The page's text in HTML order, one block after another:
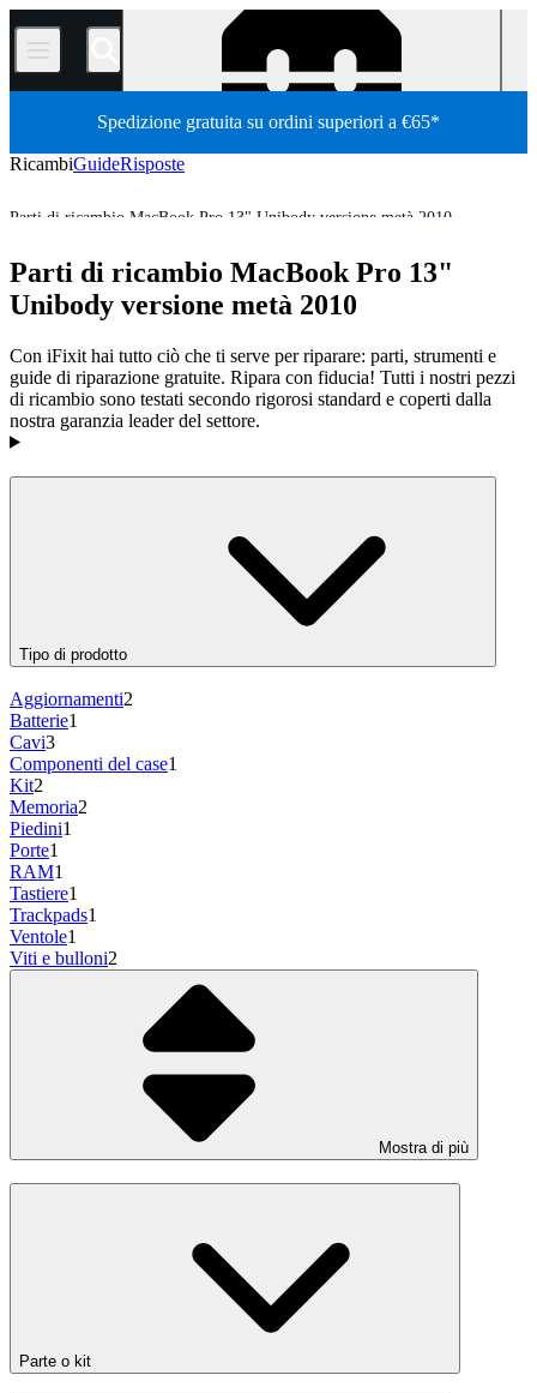
/
Spedizione gratuita su ordini superiori a €65*
RicambiGuideRisposte
Parti di ricambio MacBook Pro 13" Unibody versione metà 2010
portatili Mac
Mac
Tutti i ricambi
Store
Parti di ricambio MacBook Pro 13"
Unibody versione metà 2010
Con iFixit hai tutto ciò che ti serve per riparare: parti, strumenti e
guide di riparazione gratuite. Ripara con fiducia! Tutti i nostri pezzi
di ricambio sono testati secondo rigorosi standard e coperti dalla
nostra garanzia leader del settore.
Prodotti
Tipo di prodotto
Aggiornamenti2
Batterie1
Cavi3
Componenti del case1
Kit2
Memoria2
Piedini1
Porte1
RAM1
Tastiere1
Trackpads1
Ventole1
Viti e bulloni2
Mostra di più
Parte o kit